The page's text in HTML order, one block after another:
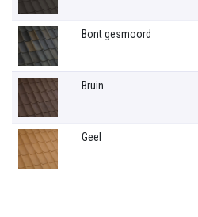
Bont gesmoord
Bruin
Geel